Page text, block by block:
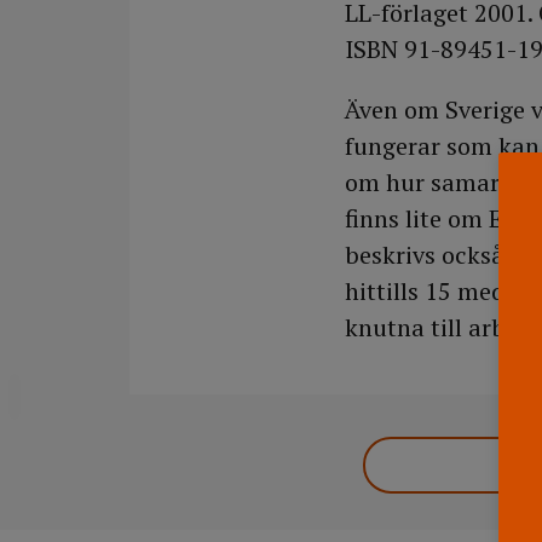
LL-förlaget
ISBN 91-89451-
Även om Sverige
fungerar som
om hur
finns lite om EUs
beskrivs också
hittills 15
knutna till